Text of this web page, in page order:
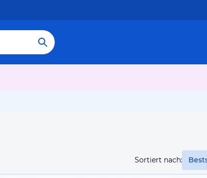
Sortiert nach: